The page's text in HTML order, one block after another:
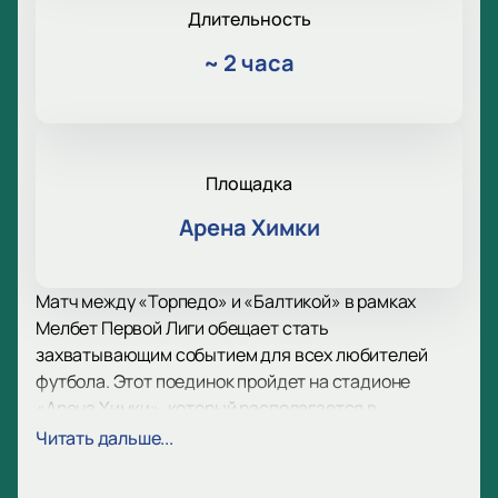
Длительность
~ 2 часа
Площадка
Арена Химки
Матч между «Торпедо» и «Балтикой» в рамках
Мелбет Первой Лиги обещает стать
захватывающим событием для всех любителей
футбола. Этот поединок пройдет на стадионе
«Арена Химки», который располагается в
Московской области и вмещает до 14 950 зрителей.
Читать дальше...